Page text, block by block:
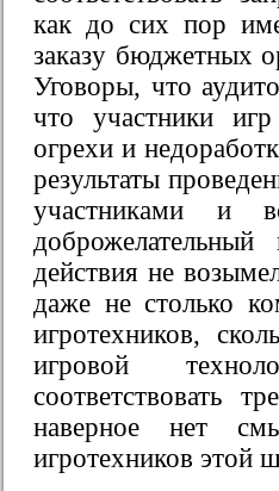
как до сих пор
заказу бюджетных
Уговоры, что
что участники
огрехи и
результаты
участниками и
действия не
даже не столько
игротехников,
игровой
соответствовать
наверное нет
игротехников этой